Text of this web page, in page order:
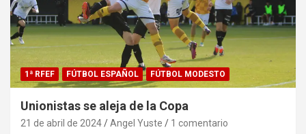
1ª RFEF FÚTBOL ESPAÑOL FÚTBOL MODESTO
Unionistas se aleja de la Copa
21 de abril de 2024 Angel Yuste 1 comentario